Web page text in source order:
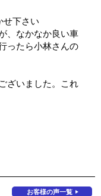
せ下さい
、なかなか良い車
ったら小林さんの
ざいました。これ
お客様の声一覧